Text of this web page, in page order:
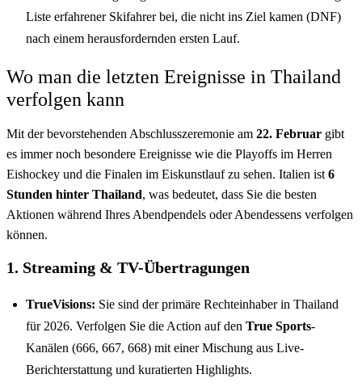
Liste erfahrener Skifahrer bei, die nicht ins Ziel kamen (DNF)
nach einem herausfordernden ersten Lauf.
Wo man die letzten Ereignisse in Thailand
verfolgen kann
Mit der bevorstehenden Abschlusszeremonie am 22. Februar gibt
es immer noch besondere Ereignisse wie die Playoffs im Herren
Eishockey und die Finalen im Eiskunstlauf zu sehen. Italien ist 6
Stunden hinter Thailand, was bedeutet, dass Sie die besten
Aktionen während Ihres Abendpendels oder Abendessens verfolgen
können.
1. Streaming & TV-Übertragungen
TrueVisions: Sie sind der primäre Rechteinhaber in Thailand
für 2026. Verfolgen Sie die Action auf den True Sports-
Kanälen (666, 667, 668) mit einer Mischung aus Live-
Berichterstattung und kuratierten Highlights.